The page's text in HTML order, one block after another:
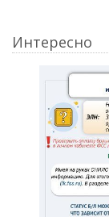
Интересно